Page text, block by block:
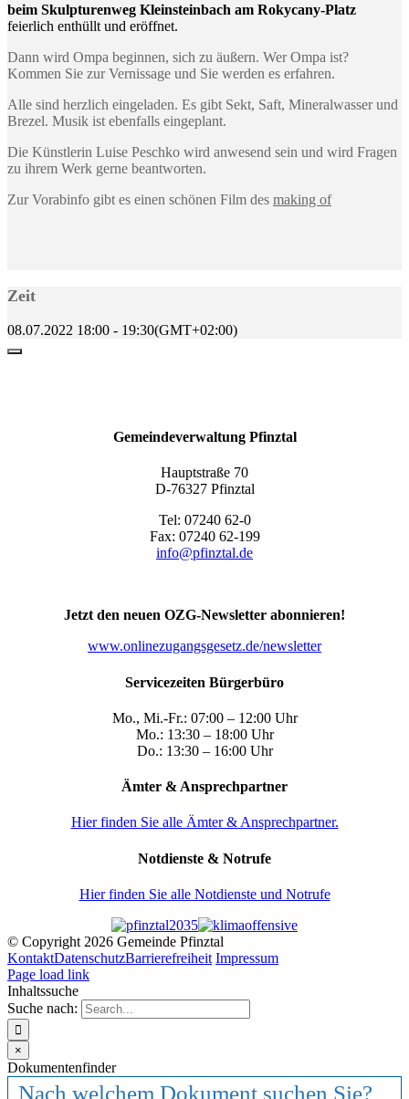
beim Skulpturenweg Kleinsteinbach am Rokycany-Platz
feierlich enthüllt und eröffnet.
Dann wird Ompa beginnen, sich zu äußern. Wer Ompa ist?
Kommen Sie zur Vernissage und Sie werden es erfahren.
Alle sind herzlich eingeladen. Es gibt Sekt, Saft, Mineralwasser und
Brezel. Musik ist ebenfalls eingeplant.
Die Künstlerin Luise Peschko wird anwesend sein und wird Fragen
zu ihrem Werk gerne beantworten.
Zur Vorabinfo gibt es einen schönen Film des making of
Zeit
08.07.2022 18:00 - 19:30(GMT+02:00)
Gemeindeverwaltung Pfinztal
Hauptstraße 70
D-76327 Pfinztal
Tel: 07240 62-0
Fax: 07240 62-199
info@pfinztal.de
Jetzt den neuen OZG-Newsletter abonnieren!
www.onlinezugangsgesetz.de/newsletter
Servicezeiten Bürgerbüro
Mo., Mi.-Fr.: 07:00 – 12:00 Uhr
Mo.: 13:30 – 18:00 Uhr
Do.: 13:30 – 16:00 Uhr
Ämter & Ansprechpartner
Hier finden Sie alle Ämter & Ansprechpartner.
Notdienste & Notrufe
Hier finden Sie alle Notdienste und Notrufe
© Copyright 2026 Gemeinde Pfinztal
KontaktDatenschutzBarrierefreiheit Impressum
Page load link
Inhaltssuche
Suche nach:
×
Dokumentenfinder